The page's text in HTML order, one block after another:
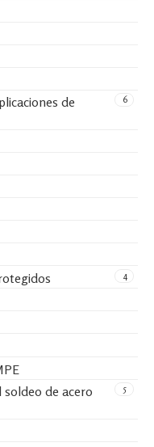
6
de
4
5
de acero